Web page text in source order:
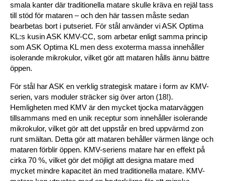
smala kanter där traditionella matare skulle kräva en rejäl tass
till stöd för mataren – och den här tassen måste sedan
bearbetas bort i putseriet. För stål använder vi ASK Optima
KL:s kusin ASK KMV-CC, som arbetar enligt samma princip
som ASK Optima KL men dess exoterma massa innehåller
isolerande mikrokulor, vilket gör att mataren hålls ännu bättre
öppen.
För stål har ASK en verklig strategisk matare i form av KMV-
serien, vars moduler sträcker sig över arton (18!).
Hemligheten med KMV är den mycket tjocka matarväggen
tillsammans med en unik receptur som innehåller isolerande
mikrokulor, vilket gör att det uppstår en bred uppvärmd zon
runt smältan. Detta gör att mataren behåller värmen länge och
mataren förblir öppen. KMV-seriens matare har en effekt på
cirka 70 %, vilket gör det möjligt att designa matare med
mycket mindre kapacitet än med traditionella matare. KMV-